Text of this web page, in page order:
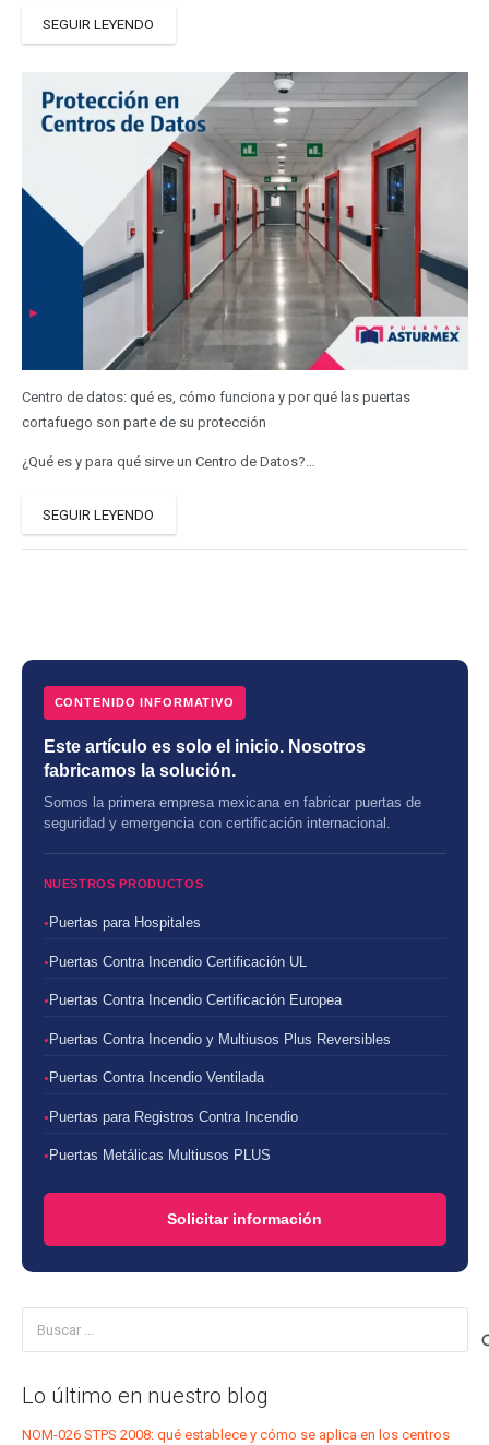
SEGUIR LEYENDO
Centro de datos: qué es, cómo funciona y por qué las puertas
cortafuego son parte de su protección
¿Qué es y para qué sirve un Centro de Datos?…
SEGUIR LEYENDO
CONTENIDO INFORMATIVO
Este artículo es solo el inicio. Nosotros
fabricamos la solución.
Somos la primera empresa mexicana en fabricar puertas de
seguridad y emergencia con certificación internacional.
NUESTROS PRODUCTOS
Puertas para Hospitales
Puertas Contra Incendio Certificación UL
Puertas Contra Incendio Certificación Europea
Puertas Contra Incendio y Multiusos Plus Reversibles
Puertas Contra Incendio Ventilada
Puertas para Registros Contra Incendio
Puertas Metálicas Multiusos PLUS
Solicitar información
Lo último en nuestro blog
NOM-026 STPS 2008: qué establece y cómo se aplica en los centros